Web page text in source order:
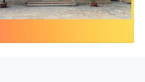
月06日 签发第26/GP-CBC号许可
义、范氏云英、杨文光、阮德显、